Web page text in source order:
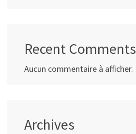
Recent Comments
Aucun commentaire à afficher.
Archives